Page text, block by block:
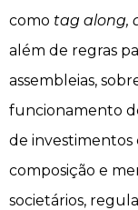
como tag along,
além de regras
assembleias,
funcionamento
de investimentos
composição e
societários,